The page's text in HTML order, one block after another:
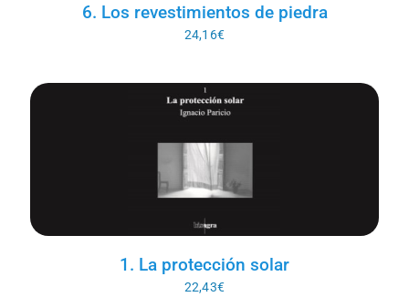
6. Los revestimientos de piedra
24,16€
1. La protección solar
22,43€